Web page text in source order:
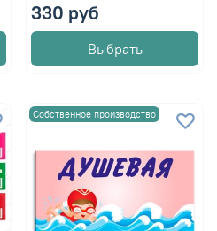
330 руб
Выбрать
Собственное производство